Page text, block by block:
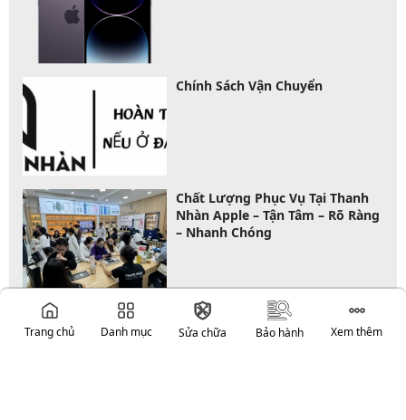
Trang chủ Danh mục Sửa chữa Bảo hành Xem thêm
Chính Sách Vận Chuyển
Chất Lượng Phục Vụ Tại Thanh
Nhàn Apple – Tận Tâm – Rõ Ràng
– Nhanh Chóng
Chính sách bảo hành